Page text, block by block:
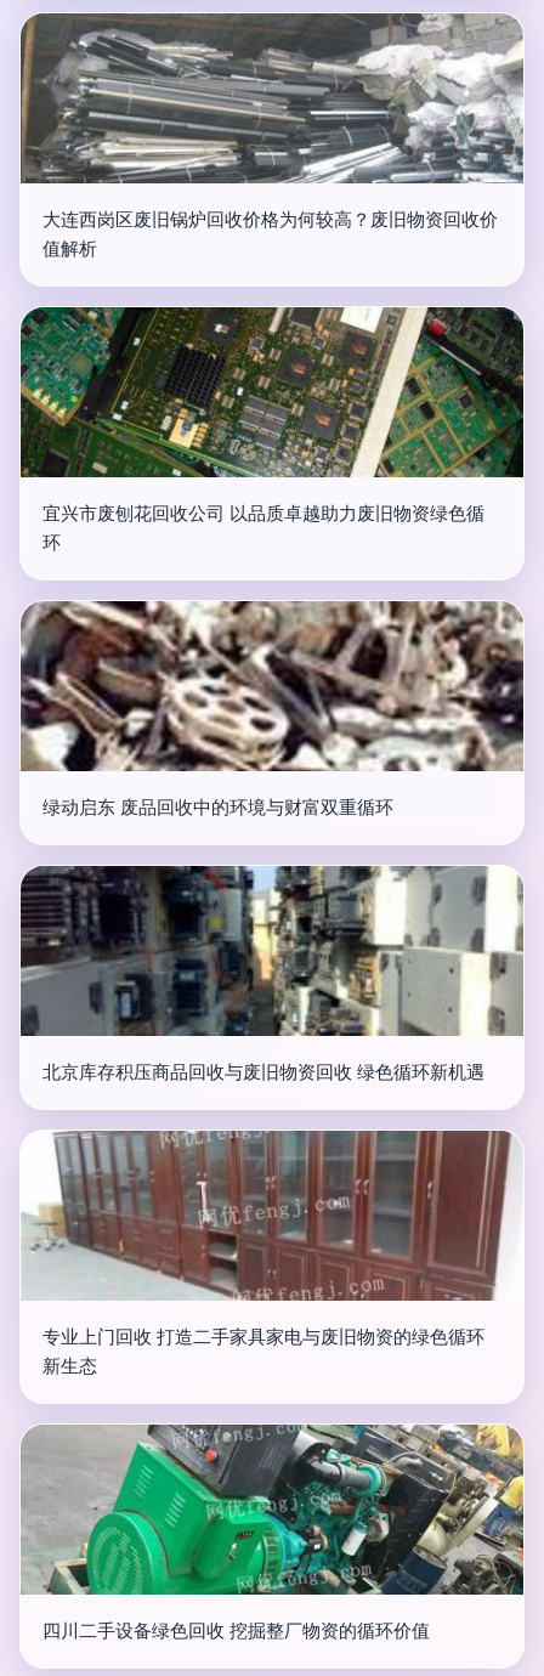
大连西岗区废旧锅炉回收价格为何较高？废旧物资回收价
值解析
宜兴市废刨花回收公司 以品质卓越助力废旧物资绿色循
环
绿动启东 废品回收中的环境与财富双重循环
北京库存积压商品回收与废旧物资回收 绿色循环新机遇
专业上门回收 打造二手家具家电与废旧物资的绿色循环
新生态
四川二手设备绿色回收 挖掘整厂物资的循环价值